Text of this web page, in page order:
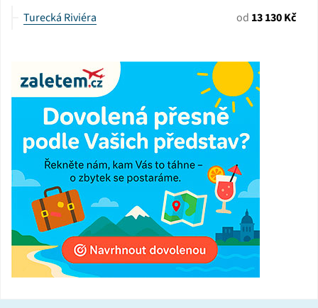
Turecká Riviéra od 13 130 Kč